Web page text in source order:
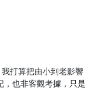
打算把由小到老影響
，也非客觀考據，只是